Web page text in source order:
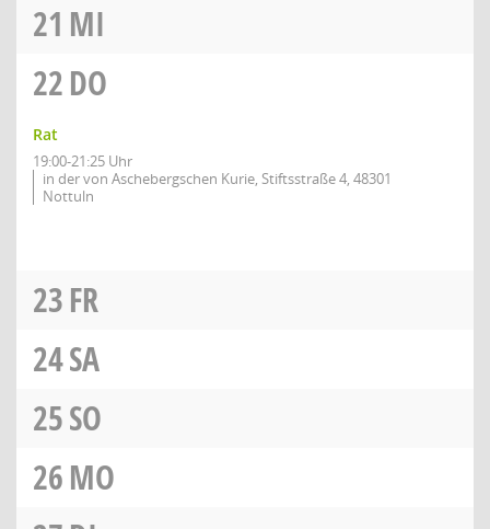
21 MI
22DO
Rat
19:00-21:25 Uhr
in der von Aschebergschen Kurie, Stiftsstraße 4, 48301
Nottuln
23FR
24SA
25SO
26MO